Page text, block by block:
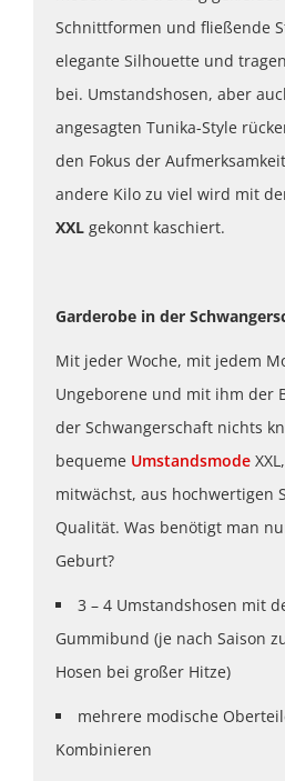
Schnittformen und fließende
elegante Silhouette und
bei. Umstandshosen, aber
angesagten Tunika-Style
den Fokus der
andere Kilo zu viel wird mit
XXL gekonnt kaschiert.
Garderobe in der
Mit jeder Woche, mit jedem
Ungeborene und mit ihm der
der Schwangerschaft nichts
bequeme Umstandsmode
mitwächst, aus hochwertigen
Qualität. Was benötigt man
Geburt?
3 – 4 Umstandshosen mit
Gummibund (je nach Saison
Hosen bei großer Hitze)
mehrere modische
Kombinieren